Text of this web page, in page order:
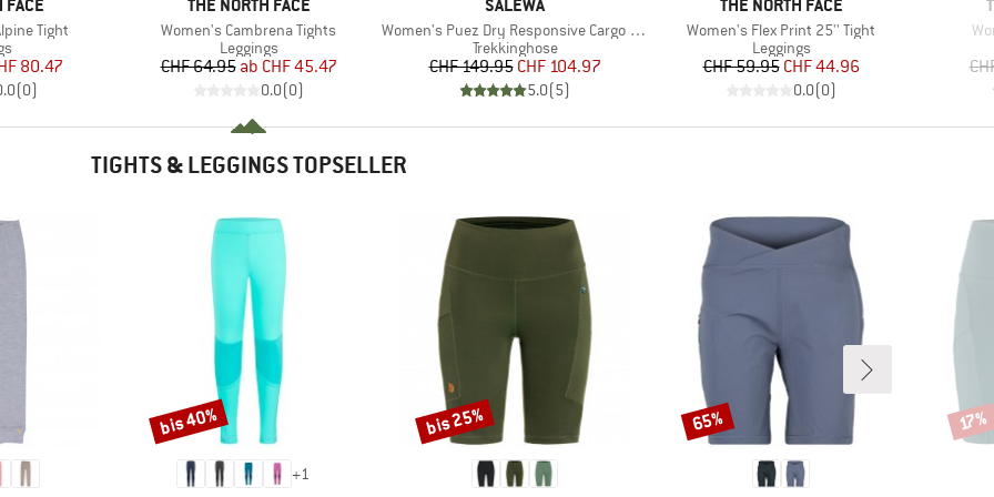
FACE
Tight
Preis
80.47
(0)
THE NORTH FACE
Artikel
Women's Cambrena Tights
Produktgruppe
Leggings
Preis
CHF 64.95 reduzierter Preis
ab CHF 45.47
0.0(0)
SALEWA
Artikel
Women's Puez Dry Responsive Cargo Tights
Produktgruppe
Trekkinghose
Preis
CHF 149.95reduzierter Preis
CHF 104.97
5.0(5)
THE NORTH FACE
Artikel
Women's Flex Print 25'' Tight
Produktgruppe
Leggings
Preis
CHF 59.95reduzierter Preis
CHF 44.96
0.0(0)
TIGHTS & LEGGINGS TOPSELLER
+1
Rabatt
bis 40% Rabatt
bis 25% Rabatt
65% 17%